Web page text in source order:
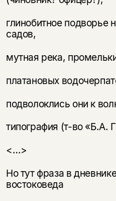
глинобитное подворье
садов,
мутная река,
платановых
подволоклись они к
типография (т-во «Б.А.
<…>
Но тут фраза в
востоковеда